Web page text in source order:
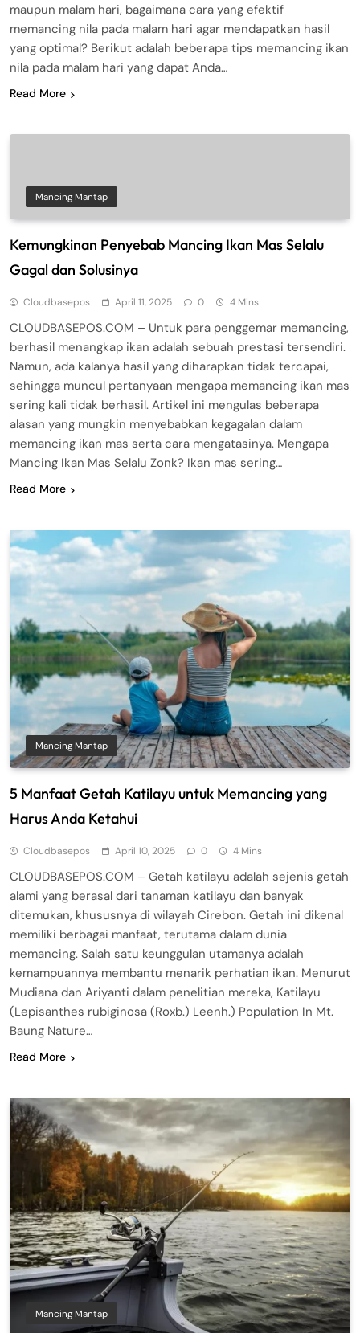
maupun malam hari, bagaimana cara yang efektif
memancing nila pada malam hari agar mendapatkan hasil
yang optimal? Berikut adalah beberapa tips memancing ikan
nila pada malam hari yang dapat Anda…
Read More
Mancing Mantap
Kemungkinan Penyebab Mancing Ikan Mas Selalu
Gagal dan Solusinya
Cloudbasepos April 11, 2025 0 4 Mins
CLOUDBASEPOS.COM – Untuk para penggemar memancing,
berhasil menangkap ikan adalah sebuah prestasi tersendiri.
Namun, ada kalanya hasil yang diharapkan tidak tercapai,
sehingga muncul pertanyaan mengapa memancing ikan mas
sering kali tidak berhasil. Artikel ini mengulas beberapa
alasan yang mungkin menyebabkan kegagalan dalam
memancing ikan mas serta cara mengatasinya. Mengapa
Mancing Ikan Mas Selalu Zonk? Ikan mas sering…
Read More
Mancing Mantap
5 Manfaat Getah Katilayu untuk Memancing yang
Harus Anda Ketahui
Cloudbasepos April 10, 2025 0 4 Mins
CLOUDBASEPOS.COM – Getah katilayu adalah sejenis getah
alami yang berasal dari tanaman katilayu dan banyak
ditemukan, khususnya di wilayah Cirebon. Getah ini dikenal
memiliki berbagai manfaat, terutama dalam dunia
memancing. Salah satu keunggulan utamanya adalah
kemampuannya membantu menarik perhatian ikan. Menurut
Mudiana dan Ariyanti dalam penelitian mereka, Katilayu
(Lepisanthes rubiginosa (Roxb.) Leenh.) Population In Mt.
Baung Nature…
Read More
Mancing Mantap